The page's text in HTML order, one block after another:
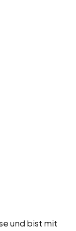
und bist mit